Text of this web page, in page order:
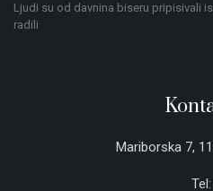
Ljudi su od davnina biseru pripisivali
radili
Mariborska 7,
Tel: